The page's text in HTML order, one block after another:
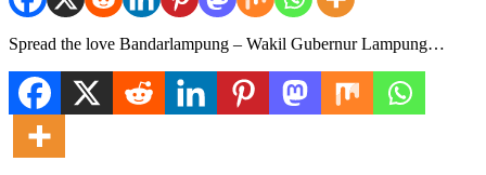
Spread the love Bandarlampung – Wakil Gubernur Lampung…